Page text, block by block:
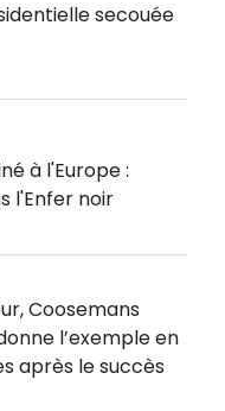
secouée
à l'Europe :
l'Enfer noir
Coosemans
l’exemple en
après le succès